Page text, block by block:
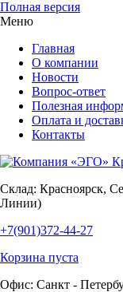
Полная версия
Меню
Главная
О компании
Новости
Вопрос-ответ
Полезная
Оплата и
Контакты
Склад: Красноярск,
Линии)
+7(901)372-44-27
Корзина пуста
Офис: Санкт -